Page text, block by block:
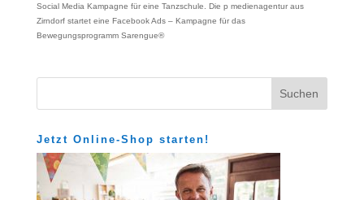
Social Media Kampagne für eine Tanzschule. Die p medienagentur aus
Zirndorf startet eine Facebook Ads – Kampagne für das
Bewegungsprogramm Sarengue®
Jetzt Online-Shop starten!